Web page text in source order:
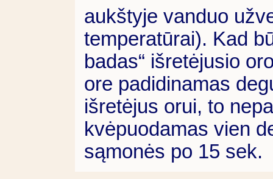
aukštyje vanduo
temperatūrai). Kad
badas“ išretėjusio
ore padidinamas
išretėjus orui, to
kvėpuodamas vien
sąmonės po 15 sek.